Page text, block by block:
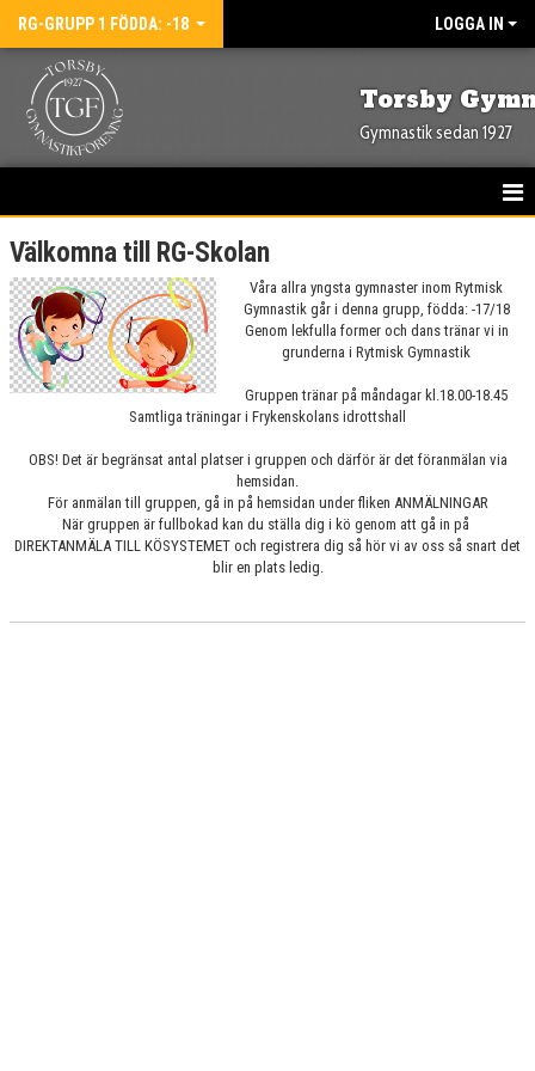
RG-GRUPP 1 FÖDDA: -18 LOGGA IN
Torsby
Gymnastik sedan 1927
HEM
NYHETER
DOKUMENT
BILDGALLERI
Välkomna till RG-Skolan
Våra allra yngsta gymnaster inom Rytmisk
Gymnastik går i denna grupp, födda: -17/18
Genom lekfulla former och dans tränar vi in
grunderna i Rytmisk Gymnastik
Gruppen tränar på måndagar kl.18.00-18.45
Samtliga träningar i Frykenskolans idrottshall
OBS! Det är begränsat antal platser i gruppen och därför är det föranmälan via
hemsidan.
För anmälan till gruppen, gå in på hemsidan under fliken ANMÄLNINGAR
När gruppen är fullbokad kan du ställa dig i kö genom att gå in på
DIREKTANMÄLA TILL KÖSYSTEMET och registrera dig så hör vi av oss så snart det
blir en plats ledig.